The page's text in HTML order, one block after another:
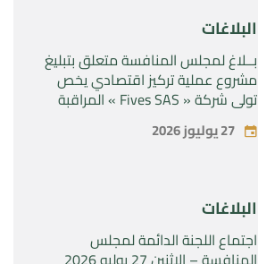
البلاغات
بــلاغ لمجلس المنافسة متعلق بتبليغ
مشروع عملية تركيز اقتصادي يخص
تولي شركة « Fives SAS » المراقبة
SAS »27 يوليوز 2026
البلاغات
اجتماع اللجنة الدائمة لمجلس